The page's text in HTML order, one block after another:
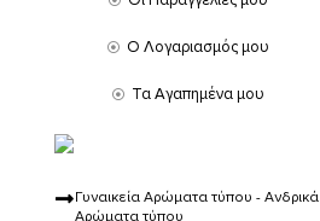
Ο Λογαριασμός μου
Τα Αγαπημένα μου
Γυναικεία Αρώματα τύπου - Ανδρικά
Αρώματα τύπου